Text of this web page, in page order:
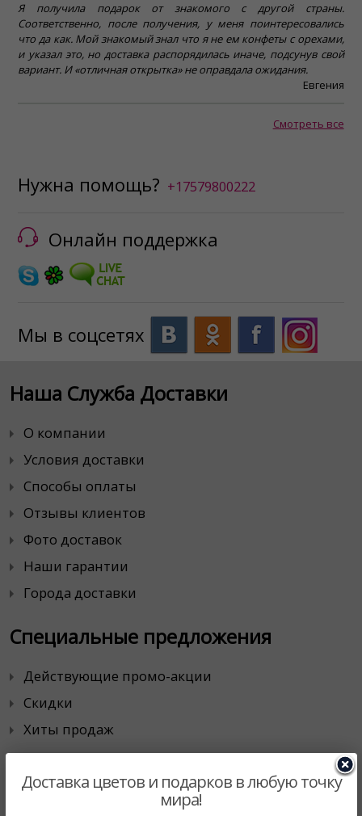
Я получила подарок от знакомого с другой страны.
Соответственно, после получения, у меня поинтересовались
что да как. Мой знакомый знал что я не ем конфеты с орехами,
и указал это, но доставка распорядилась иначе, подсунув свой
вариант. И «отличная открытка» не оправдала ожидания.
Евгения
Смотреть все
Нужна помощь? +17579800222
Онлайн поддержка
Мы в соцсетях
Наша Служба Доставки
О компании
Условия доставки
Способы оплаты
Отзывы клиентов
Фото доставок
Наши гарантии
Города доставки
Специальные предложения
Действующие промо-акции
Скидки
Хиты продаж
Сотрудничество
Доставка цветов и подарков в любую точку
мира!